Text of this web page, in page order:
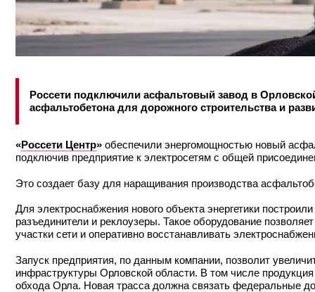
Россети подключили асфальтовый завод в
асфальтобетона для дорожного строительства и
«Россети Центр» обеспечили энергомощностью новый
подключив предприятие к электросетям с общей
Это создает базу для наращивания производства
Для электроснабжения нового объекта энергетики
разъединители и реклоузеры. Такое оборудование
участки сети и оперативно восстанавливать
Запуск предприятия, по данным компании, позволит
инфраструктуры Орловской области. В том числе
обхода Орла. Новая трасса должна связать федеральные